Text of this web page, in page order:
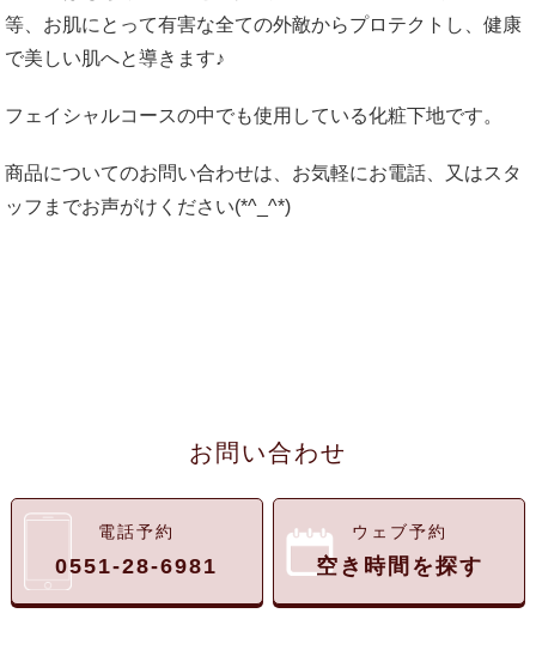
等、お肌にとって有害な全ての外敵からプロテクトし、健康
で美しい肌へと導きます♪
フェイシャルコースの中でも使用している化粧下地です。
商品についてのお問い合わせは、お気軽にお電話、又はスタ
ッフまでお声がけください(*^_^*)
お問い合わせ
電話予約
0551-28-6981
ウェブ予約
空き時間を探す